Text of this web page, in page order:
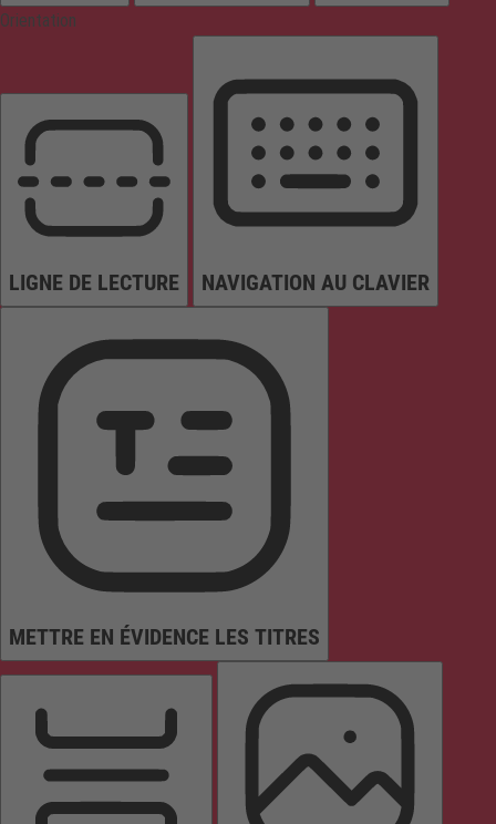
Orientation
LIGNE DE LECTURE NAVIGATION AU CLAVIER
METTRE EN ÉVIDENCE LES TITRES